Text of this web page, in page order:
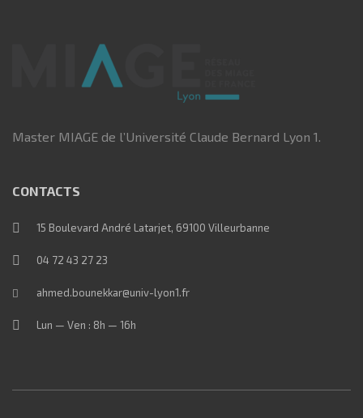
Master MIAGE de l’Université Claude Bernard Lyon 1.
CONTACTS
15 Boulevard André Latarjet, 69100 Villeurbanne
04 72 43 27 23
ahmed.bounekkar@univ-lyon1.fr
Lun — Ven : 8h — 16h